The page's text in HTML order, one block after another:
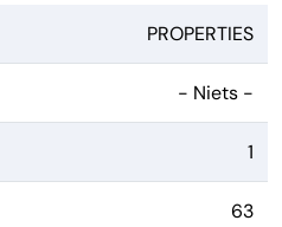
PROPERTIES
- Niets -
1
63